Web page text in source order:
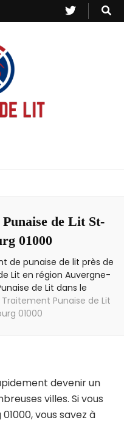
de Lit St-
01000
de punaise de lit près de
Lit en région Auvergne-
de Lit dans le
Traitement Punaise de Lit
01000
devenir un
villes. Si vous
vous savez à